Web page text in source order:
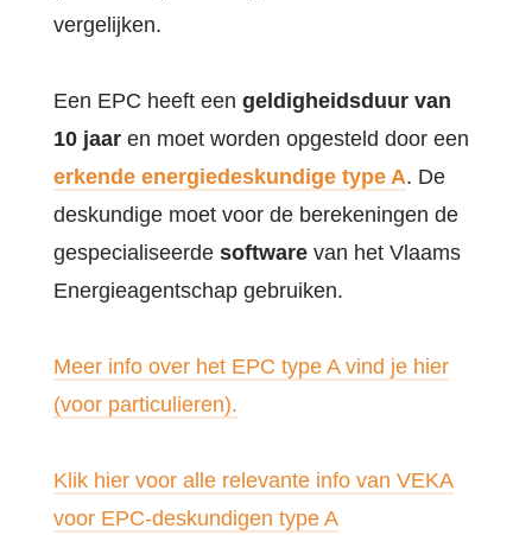
vergelijken.
Een EPC heeft een geldigheidsduur van
10 jaaren moet worden opgesteld door een
erkende energiedeskundige type A. De
deskundige moet voor de berekeningen de
gespecialiseerde softwarevan het Vlaams
Energieagentschap gebruiken.
Meer info over het EPC type A vind je hier
(voor particulieren).
Klik hier voor alle relevante info van VEKA
voor EPC-deskundigen type A